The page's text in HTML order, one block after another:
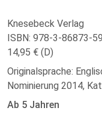
Knesebeck Verlag
ISBN: 978-3-86873-
14,95 € (D)
Originalsprache:
Nominierung 2014,
Ab 5 Jahren